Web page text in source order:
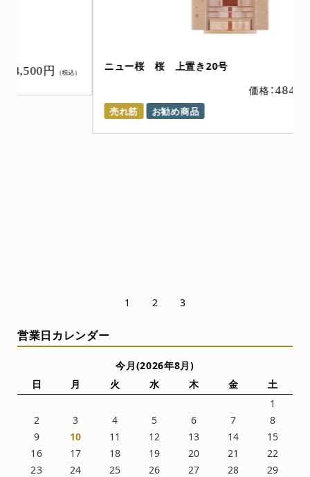
ニュー桜 桜 上置き20号
484,000円（税込）
お勧め商品
1 2 3
営業日カレンダー
今月(2026年8月)
日
月 火 水 木 金
土
1
2
3 4 5 6 7
8
9
10 11 12 13 14
15
16
17 18 19 20 21
22
23
24 25 26 27 28
29